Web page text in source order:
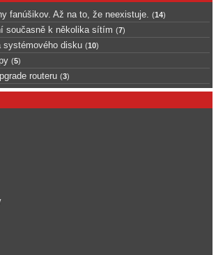
fanúšikov. Až na to, že neexistuje. (14)
současně k několika sítím (7)
systémového disku (10)
(5)
routeru (3)